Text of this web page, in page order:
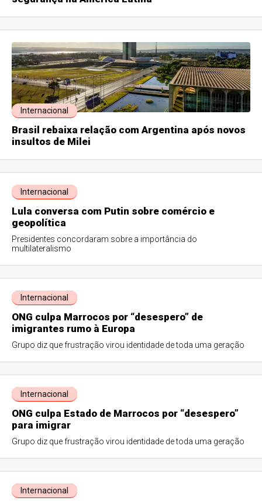
Internacional
Brasil rebaixa relação com Argentina após novos
insultos de Milei
Internacional
Lula conversa com Putin sobre comércio e
geopolítica
Presidentes concordaram sobre a importância do
multilateralismo
Internacional
ONG culpa Marrocos por “desespero” de
imigrantes rumo à Europa
Grupo diz que frustração virou identidade de toda uma geração
Internacional
ONG culpa Estado de Marrocos por “desespero”
para imigrar
Grupo diz que frustração virou identidade de toda uma geração
Internacional